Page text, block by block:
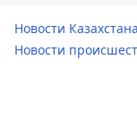
Новости
Новости